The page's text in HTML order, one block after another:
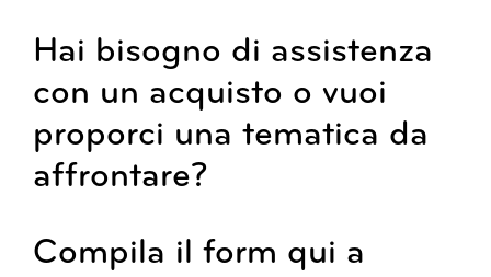
Hai bisogno di assistenza
con un acquisto o vuoi
proporci una tematica da
affrontare?
Compila il form qui a